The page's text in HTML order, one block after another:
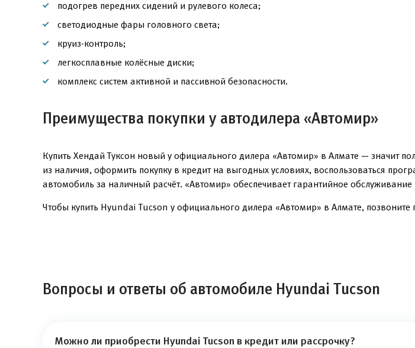
подогрев передних сидений и рулевого колеса;
светодиодные фары головного света;
круиз-контроль;
легкосплавные колёсные диски;
комплекс систем активной и пассивной безопасности.
Преимущества покупки у автодилера «Автомир»
Купить Хендай Туксон новый у официального дилера «Автомир» в Алмате — значит
из наличия, оформить покупку в кредит на выгодных условиях, воспользоваться
автомобиль за наличный расчёт. «Автомир» обеспечивает гарантийное
Чтобы купить Hyundai Tucson у официального дилера «Автомир» в Алмате, позвоните
Вопросы и ответы об автомобиле Hyundai Tucson
Можно ли приобрести Hyundai Tucson в кредит или рассрочку?